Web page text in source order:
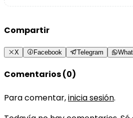
Compartir
X Facebook Telegram
Comentarios (0)
Para comentar,inicia sesión.